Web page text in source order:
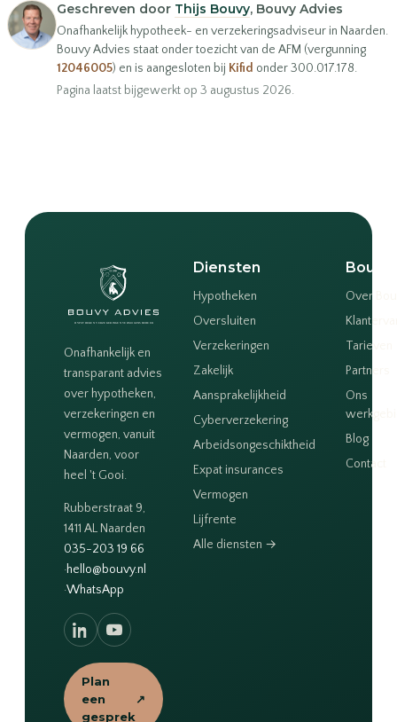
Geschreven door Thijs Bouvy, Bouvy Advies
Onafhankelijk hypotheek- en verzekeringsadviseur in Naarden.
Bouvy Advies staat onder toezicht van de AFM (vergunning
12046005) en is aangesloten bij Kifid onder 300.017.178.
Pagina laatst bijgewerkt op 3 augustus 2026.
Onafhankelijk en
transparant advies
over hypotheken,
verzekeringen en
vermogen, vanuit
Naarden, voor
heel 't Gooi.
Rubberstraat 9,
1411 AL Naarden
035-203 19 66
·hello@bouvy.nl
·WhatsApp
Plan
een
gesprek
↗
Diensten
Hypotheken
Oversluiten
Verzekeringen
Zakelijk
Aansprakelijkheid
Cyberverzekering
Arbeidsongeschiktheid
Expat insurances
Vermogen
Lijfrente
Alle diensten →
Bouvy
Over
Tarieven
Partners
Ons
Blog
Contact